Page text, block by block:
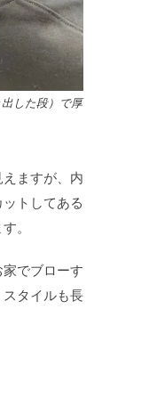
した段）で厚
ますが、内
トしてある
。
でブローす
タイルも長